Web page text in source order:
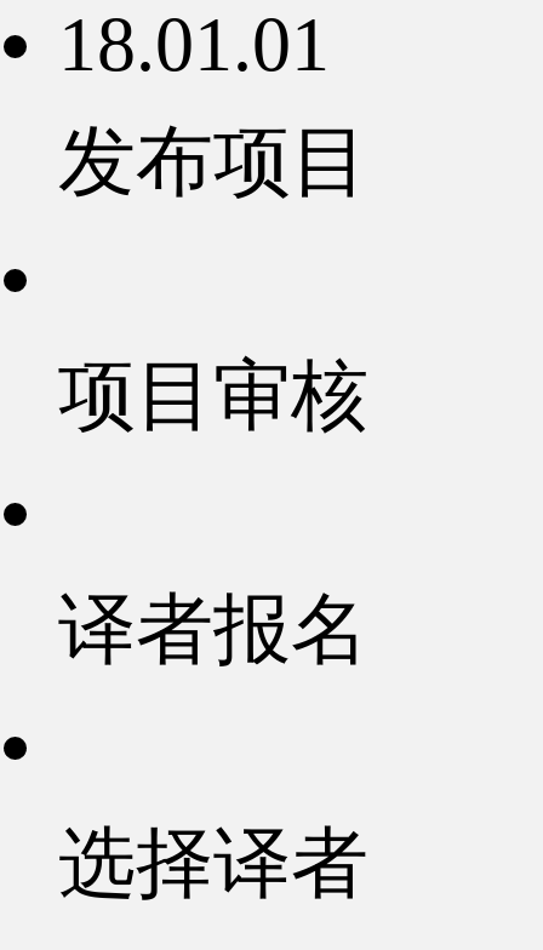
18.01.01
发布项目
项目审核
译者报名
选择译者